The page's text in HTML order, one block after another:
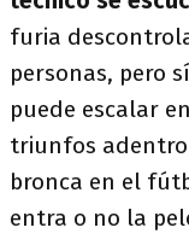
furia
personas, pero
puede escalar
triunfos adentro
bronca en el
entra o no la